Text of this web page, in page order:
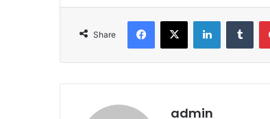
Share
Facebook
X LinkedIn
admin